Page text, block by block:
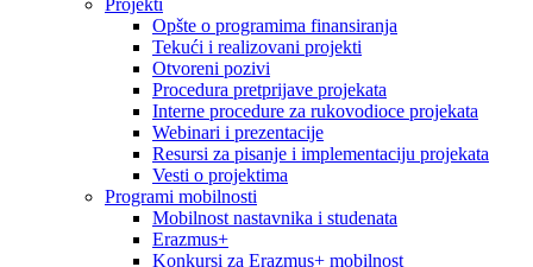
Opšte o programima finansiranja
Tekući i realizovani projekti
Otvoreni pozivi
Procedura pretprijave projekata
Interne procedure za rukovodioce projekata
Webinari i prezentacije
Resursi za pisanje i implementaciju projekata
Vesti o projektima
Programi mobilnosti
Mobilnost nastavnika i studenata
Erazmus+
Konkursi za Erazmus+ mobilnost